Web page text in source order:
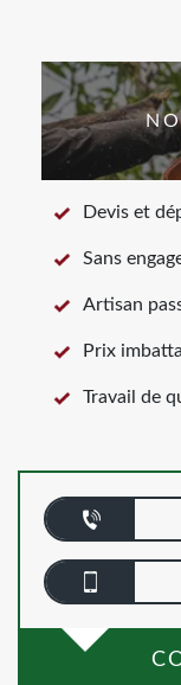
Devis et
Sans
Artisan
Prix
Travail de